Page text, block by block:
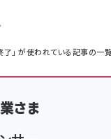
了」 が使われている記事の一
さま